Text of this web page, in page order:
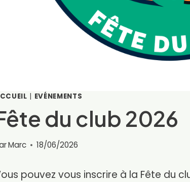
| EVÉNEMENTS
du club 2026
Marc 18/06/2026
pouvez vous inscrire à la Fête du